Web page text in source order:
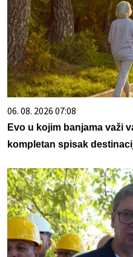
06. 08. 2026 07:08
Evo u kojim banjama važi
kompletan spisak